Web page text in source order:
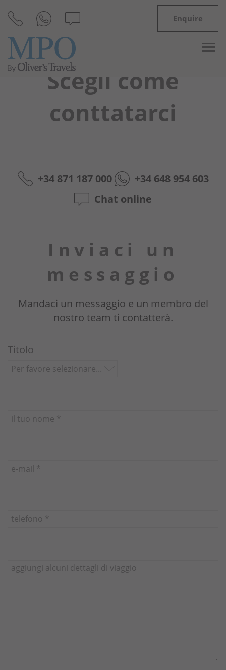
Enquire
Destinazioni
Minorca
Offerte
Proprietari
Portale
Scegli come
conttatarci
+34 871 187 000
+34 648 954 603
Chat online
Inviaci un
messaggio
Mandaci un messaggio e un membro del
nostro team ti contatterà.
Titolo